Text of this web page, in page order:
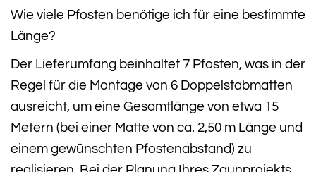
Wie viele Pfosten benötige ich für eine bestimmte
Länge?
Der Lieferumfang beinhaltet 7 Pfosten, was in der
Regel für die Montage von 6 Doppelstabmatten
ausreicht, um eine Gesamtlänge von etwa 15
Metern (bei einer Matte von ca. 2,50 m Länge und
einem gewünschten Pfostenabstand) zu